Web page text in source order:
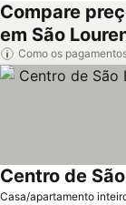
Compare
em São
Como os
Casa/apartamento